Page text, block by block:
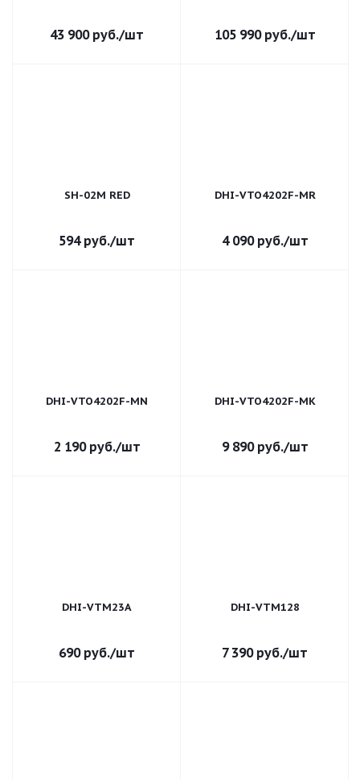
43 900руб./шт 105 990руб./шт
SH-02M RED
594руб./шт
DHI-VTO4202F-MR
4 090руб./шт
DHI-VTO4202F-MN
2 190руб./шт
DHI-VTO4202F-MK
9 890руб./шт
DHI-VTM23A
690руб./шт
DHI-VTM128
7 390руб./шт